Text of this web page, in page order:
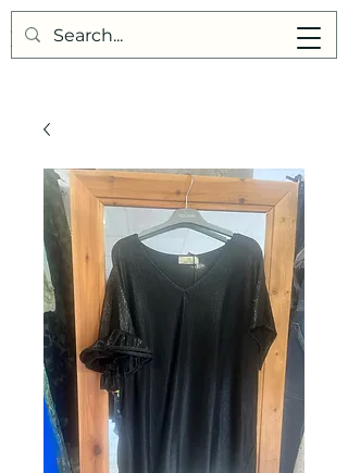
Points de Suture